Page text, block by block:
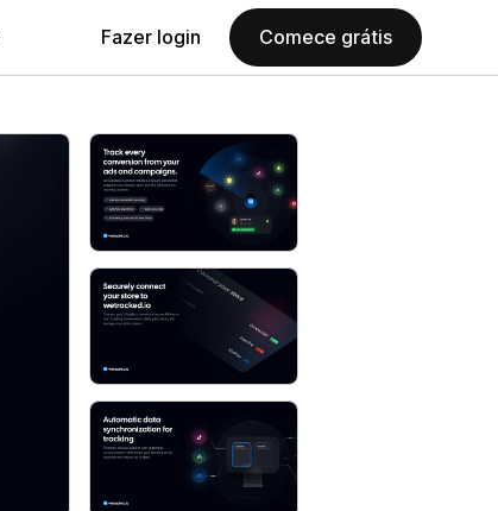
Fazer login Comece grátis